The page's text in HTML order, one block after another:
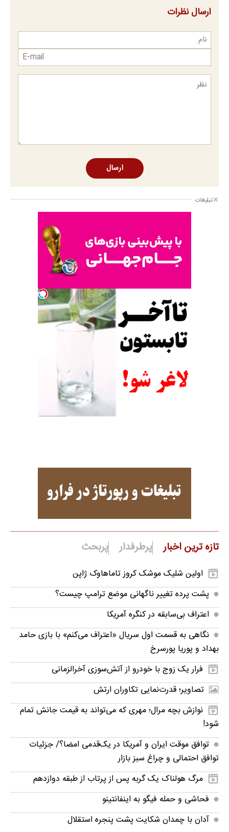
ارسال نظرات
ارسال
تبلیغات
تازه ترین اخبار پرطرفدار پربحث
اولین شلیک موشک کروز تاماهاوک ژاپن
پشت پرده تغییر ناگهانی موضع ترامپ چیست؟
اعتراف بی‌سابقه در کنگره آمریکا
نگاهی به قسمت اول سریال «اعتراف می‌کنم» با بازی حامد
بهداد و پوریا پورسرخ
فرار یک زوج با خودرو از آتش‌سوزی آخرالزمانی
تصاویر؛ قدرت‌نمایی تکاوران ارتش
نوازش بچه مرال؛ مهری که می‌تواند به قیمت جانش تمام
شود!
توافق موقت ایران و آمریکا در یک‌قدمی امضا؟/ جزئیات
توافق احتمالی و چراغ سبز بازار
مرگ هولناک یک گربه پس از پرتاب از طبقه دوازدهم
فحاشی و حمله فیگو به اینفانتینو
آدان با چمدان شکایت پشت پنجره استقلال